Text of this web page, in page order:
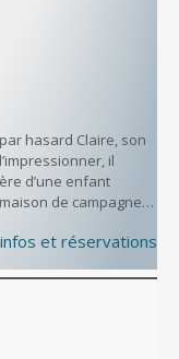
hasard Claire, son
il
d’une enfant
de campagne…
et réservations